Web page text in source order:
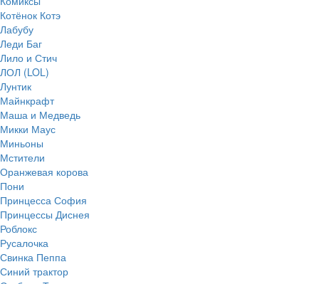
Котёнок Котэ
Лабубу
Леди Баг
Лило и Стич
ЛОЛ (LOL)
Лунтик
Майнкрафт
Маша и Медведь
Микки Маус
Миньоны
Мстители
Оранжевая корова
Пони
Принцесса София
Принцессы Диснея
Роблокс
Русалочка
Свинка Пеппа
Синий трактор